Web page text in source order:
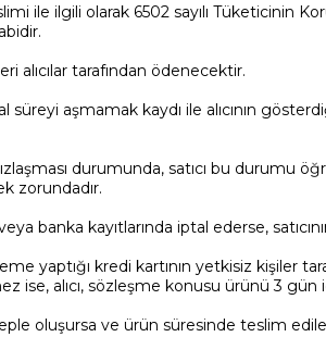
ile ilgili olarak 6502 sayılı
alıcılar tarafından ödenecektir.
süreyi aşmamak kaydı ile alıcının
durumunda, satıcı bu
zorundadır.
banka kayıtlarında iptal ederse,
yaptığı kredi kartının yetkisiz kişiler
ise, alıcı, sözleşme konusu ürünü 3
oluşursa ve ürün süresinde teslim